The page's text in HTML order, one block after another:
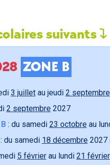
suivants
ZONE B
3 juilletau jeudi 2 septembre
2 septembre 2027
: du samedi 23 octobre au
du samedi 18 décembre 2027
5 févrierau lundi 21 février